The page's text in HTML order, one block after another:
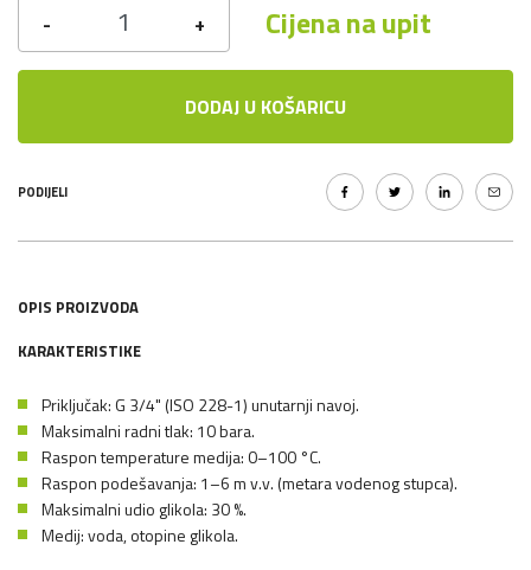
- + Cijena na upit
DODAJ U KOŠARICU
PODIJELI
OPIS PROIZVODA
KARAKTERISTIKE
Priključak: G 3/4" (ISO 228-1) unutarnji navoj.
Maksimalni radni tlak: 10 bara.
Raspon temperature medija: 0–100 °C.
Raspon podešavanja: 1–6 m v.v. (metara vodenog stupca).
Maksimalni udio glikola: 30 %.
Medij: voda, otopine glikola.